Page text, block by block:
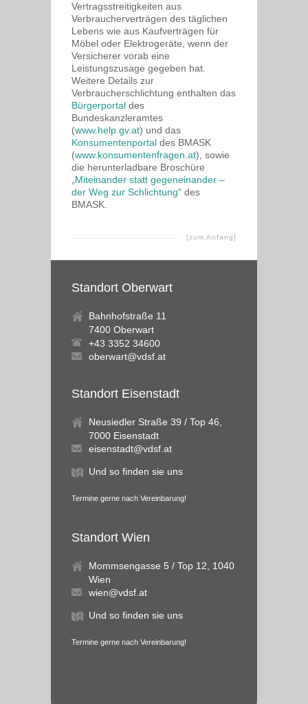
Vertragsstreitigkeiten aus
Verbraucherverträgen des täglichen
Lebens wie aus Kaufverträgen für
Möbel oder Elektrogeräte, wenn der
Versicherer vorab eine
Leistungszusage gegeben hat.
Weitere Details zur
Verbraucherschlichtung enthalten das
Bürgerportal des
Bundeskanzleramtes
(www.help.gv.at) und das
Konsumentenportal des BMASK
(www.konsumentenfragen.at), sowie
die herunterladbare Broschüre
Miteinander statt gegeneinander –
der Weg zur Schlichtung“ des
BMASK.
[zum Anfang]
Standort Oberwart
Bahnhofstraße 11
7400 Oberwart
+43 3352 34600
oberwart@vdsf.at
Standort Eisenstadt
Neusiedler Straße 39 / Top 46,
7000 Eisenstadt
eisenstadt@vdsf.at
Und so finden sie uns
Termine gerne nach Vereinbarung!
Standort Wien
Mommsengasse 5 / Top 12, 1040
Wien
wien@vdsf.at
Und so finden sie uns
Termine gerne nach Vereinbarung!